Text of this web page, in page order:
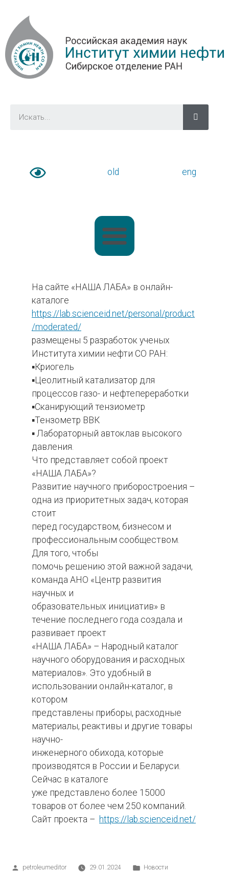
old eng
На сайте «НАША ЛАБА» в онлайн-
каталоге
https://lab.scienceid.net/personal/product
/moderated/
размещены 5 разработок ученых
Института химии нефти СО РАН:
▪Криогель
▪Цеолитный катализатор для
процессов газо- и нефтепереработки
▪Сканирующий тензиометр
▪Тензометр ВВК
▪ Лабораторный автоклав высокого
давления.
Что представляет собой проект
«НАША ЛАБА»?
Развитие научного приборостроения –
одна из приоритетных задач, которая
стоит
перед государством, бизнесом и
профессиональным сообществом.
Для того, чтобы
помочь решению этой важной задачи,
команда АНО «Центр развития
научных и
образовательных инициатив» в
течение последнего года создала и
развивает проект
«НАША ЛАБА» – Народный каталог
научного оборудования и расходных
материалов». Это удобный в
использовании онлайн-каталог, в
котором
представлены приборы, расходные
материалы, реактивы и другие товары
научно-
инженерного обихода, которые
производятся в России и Беларуси.
Сейчас в каталоге
уже представлено более 15000
товаров от более чем 250 компаний.
Сайт проекта – https://lab.scienceid.net/
petroleumeditor 29.01.2024 Новости